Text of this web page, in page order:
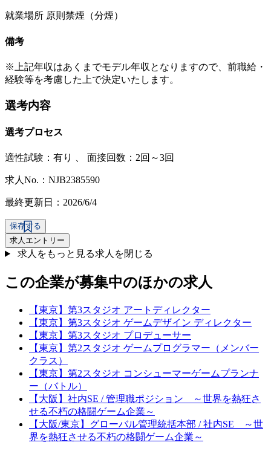
就業場所 原則禁煙（分煙）
備考
※上記年収はあくまでモデル年収となりますので、前職給・
経験等を考慮した上で決定いたします。
選考内容
選考プロセス
適性試験： 有り 面接回数：2回～3回
求人No.：NJB2385590
最終更新日：2026/6/4
保存する
求人エントリー
求人をもっと見る求人を閉じる
この企業が募集中のほかの求人
【東京】第3スタジオ アートディレクター
【東京】第3スタジオ ゲームデザイン ディレクター
【東京】第3スタジオ プロデューサー
【東京】第2スタジオ ゲームプログラマー（メンバー
クラス）
【東京】第2スタジオ コンシューマーゲームプランナ
ー（バトル）
【大阪】社内SE / 管理職ポジション ～世界を熱狂さ
せる不朽の格闘ゲーム企業～
【大阪/東京】グローバル管理統括本部 / 社内SE ～世
界を熱狂させる不朽の格闘ゲーム企業～